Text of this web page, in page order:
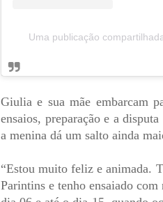
Uma publicação
Giulia e sua mãe embarcam
ensaios, preparação e a
a menina dá um salto ainda
“Estou muito feliz e animada.
Parintins e tenho ensaiado